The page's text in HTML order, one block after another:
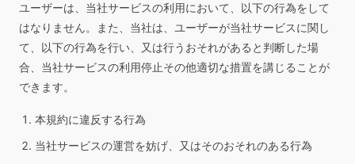
ユーザーは、当社サービスの利用において、以下の行為をして
はなりません。また、当社は、ユーザーが当社サービスに関し
て、以下の行為を行い、又は行うおそれがあると判断した場
合、当社サービスの利用停止その他適切な措置を講じることが
できます。
本規約に違反する行為
当社サービスの運営を妨げ、又はそのおそれのある行為